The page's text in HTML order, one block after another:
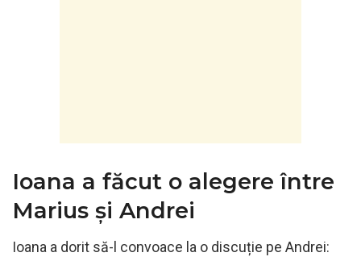
Ioana a făcut o alegere între
Marius și Andrei
Ioana a dorit să-l convoace la o discuție pe Andrei: